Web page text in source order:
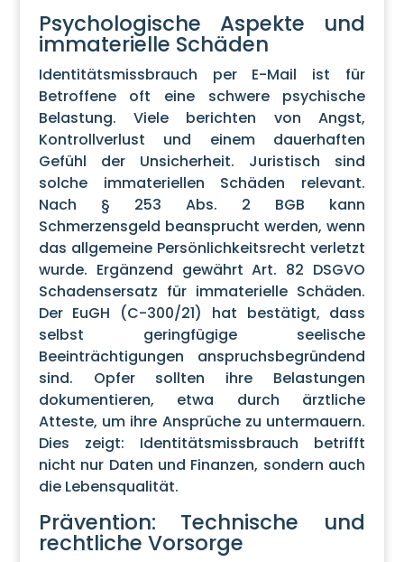
Psychologische Aspekte und
immaterielle Schäden
Identitätsmissbrauch per E-Mail ist für
Betroffene oft eine schwere psychische
Belastung. Viele berichten von Angst,
Kontrollverlust und einem dauerhaften
Gefühl der Unsicherheit. Juristisch sind
solche immateriellen Schäden relevant.
Nach § 253 Abs. 2 BGB kann
Schmerzensgeld beansprucht werden, wenn
das allgemeine Persönlichkeitsrecht verletzt
wurde. Ergänzend gewährt Art. 82 DSGVO
Schadensersatz für immaterielle Schäden.
Der EuGH (C-300/21) hat bestätigt, dass
selbst geringfügige seelische
Beeinträchtigungen anspruchsbegründend
sind. Opfer sollten ihre Belastungen
dokumentieren, etwa durch ärztliche
Atteste, um ihre Ansprüche zu untermauern.
Dies zeigt: Identitätsmissbrauch betrifft
nicht nur Daten und Finanzen, sondern auch
die Lebensqualität.
Prävention: Technische und
rechtliche Vorsorge